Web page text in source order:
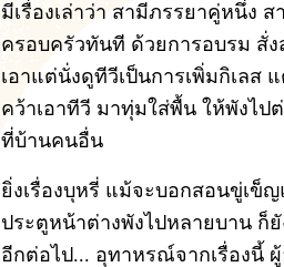
มีเรื่องเล่าว่า สามีภรรยาคู่หนึ่ง
ครอบครัวทันที ด้วยการอบรม สั่
เอาแต่นั่งดูทีวีเป็นการเพิ่มกิเลส
คว้าเอาทีวี มาทุ่มใส่พื้น ให้พังไ
ที่บ้านคนอื่น
ยิ่งเรื่องบุหรี่ แม้จะบอกสอนขู่เข็
ประตูหน้าต่างพังไปหลายบาน ก็
อีกต่อไป... อุทาหรณ์จากเรื่องนี้